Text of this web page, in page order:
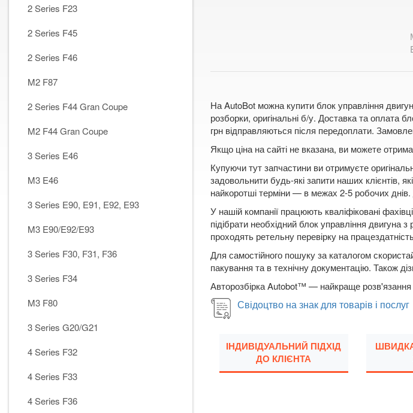
2 Series F23
2 Series F45
2 Series F46
M2 F87
2 Series F44 Gran Coupe
M2 F44 Gran Coupe
3 Series E46
M3 E46
3 Series E90, E91, E92, E93
M3 E90/E92/E93
3 Series F30, F31, F36
3 Series F34
M3 F80
3 Series G20/G21
4 Series F32
4 Series F33
4 Series F36
На AutoBot можна купити блок управління
розборки, оригінальні б/у. Доставка та
грн відправляються після передоплати.
Якщо ціна на сайті не вказана, ви можете
Купуючи тут запчастини ви отримуєте
задовольнити будь-які запити наших клієнтів,
найкоротші терміни — в межах 2-5 робочих днів.
У нашій компанії працюють кваліфіковані
підібрати необхідний блок управління двигуна
проходять ретельну перевірку на
Для самостійного пошуку за каталогом
пакування та в технічну документацію. Також
Авторозбірка Autobot™ — найкраще розв'язання
Свідоцтво на знак для товарів і послуг
ІНДИВІДУАЛЬНИЙ ПІДХІД
ДО КЛІЄНТА